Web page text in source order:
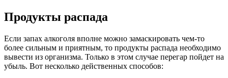
Продукты распада
Если запах алкоголя вполне можно замаскировать чем-то
более сильным и приятным, то продукты распада необходимо
вывести из организма. Только в этом случае перегар пойдет на
убыль. Вот несколько действенных способов: